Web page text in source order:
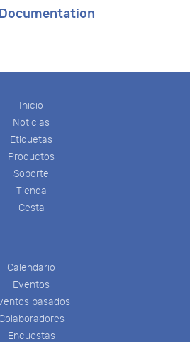
Inicio
Noticias
Etiquetas
Productos
Soporte
Tienda
Cesta
Calendario
Eventos
pasados
Colaboradores
Encuestas